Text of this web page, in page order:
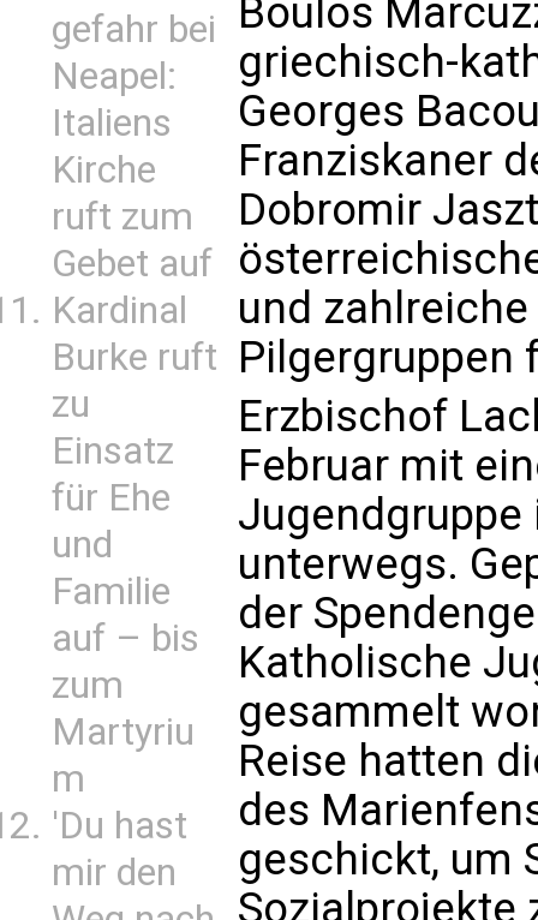
gefahr bei
Neapel:
Italiens
Kirche
ruft zum
Gebet auf
Kardinal
Burke ruft
zu
Einsatz
für Ehe
und
Familie
auf – bis
zum
Martyriu
m
'Du hast
mir den
Boulos
griechisch-
Georges
Franziskaner
Dobromir
und
Pilgergruppen
Erzbischof
Februar mit
unterwegs.
der
Katholische
gesammelt
Reise hatten
des
geschickt, um
Sozialprojekte